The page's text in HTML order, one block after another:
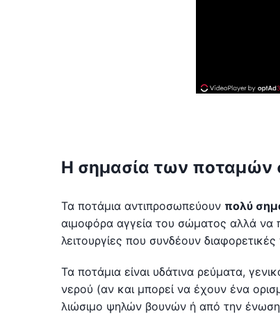
Η σημασία των ποταμών
Τα ποτάμια αντιπροσωπεύουν πολύ
αιμοφόρα αγγεία του σώματος αλλά να
λειτουργίες που συνδέουν
Τα ποτάμια είναι υδάτινα ρεύματα,
νερού (αν και μπορεί να έχουν ένα
λιώσιμο ψηλών βουνών ή από την